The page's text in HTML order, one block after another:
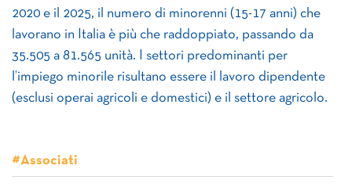
2020 e il 2025, il numero di minorenni (15-17 anni) che
lavorano in Italia è più che raddoppiato, passando da
35.505 a 81.565 unità. I settori predominanti per
l’impiego minorile risultano essere il lavoro dipendente
(esclusi operai agricoli e domestici) e il settore agricolo.
#Associati